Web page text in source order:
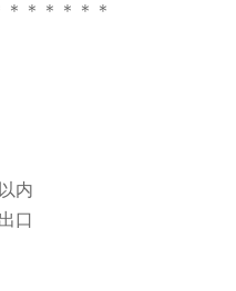
＊＊＊＊＊
内
出口